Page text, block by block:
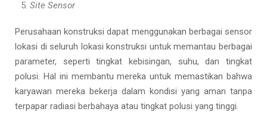
Site Sensor
Perusahaan konstruksi dapat menggunakan berbagai sensor
lokasi di seluruh lokasi konstruksi untuk memantau berbagai
parameter, seperti tingkat kebisingan, suhu, dan tingkat
polusi. Hal ini membantu mereka untuk memastikan bahwa
karyawan mereka bekerja dalam kondisi yang aman tanpa
terpapar radiasi berbahaya atau tingkat polusi yang tinggi.